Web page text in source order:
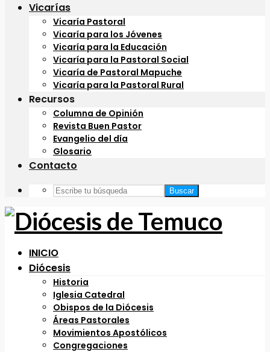
Vicarías
Vicaría Pastoral
Vicaría para los Jóvenes
Vicaría para la Educación
Vicaría para la Pastoral Social
Vicaría de Pastoral Mapuche
Vicaría para la Pastoral Rural
Recursos
Columna de Opinión
Revista Buen Pastor
Evangelio del día
Glosario
Contacto
Buscar
INICIO
Diócesis
Historia
Iglesia Catedral
Obispos de la Diócesis
Áreas Pastorales
Movimientos Apostólicos
Congregaciones